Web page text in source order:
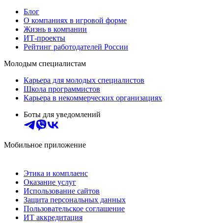
Блог
О компаниях в игровой форме
Жизнь в компании
ИТ-проекты
Рейтинг работодателей России
Молодым специалистам
Карьера для молодых специалистов
Школа программистов
Карьера в некоммерческих организациях
Боты для уведомлений
Мобильное приложение
Этика и комплаенс
Оказание услуг
Использование сайтов
Защита персональных данных
Пользовательское соглашение
ИТ аккредитация